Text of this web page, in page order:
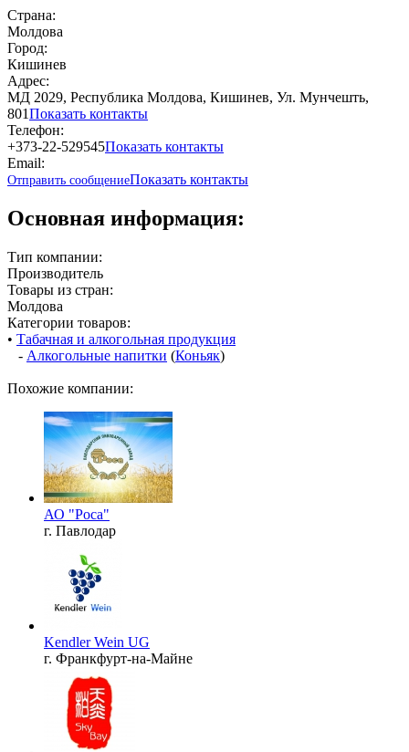
Страна:
Молдова
Город:
Кишинев
Адрес:
МД 2029, Республика Молдова, Кишинев, Ул. Мунчешть,
801Показать контакты
Телефон:
+373-22-529545Показать контакты
Email:
Отправить сообщениеПоказать контакты
Основная информация:
Тип компании:
Производитель
Товары из стран:
Молдова
Категории товаров:
• Табачная и алкогольная продукция
- Алкогольные напитки (Коньяк)
Похожие компании:
АО "Роса"
г. Павлодар
Kendler Wein UG
г. Франкфурт-на-Майне